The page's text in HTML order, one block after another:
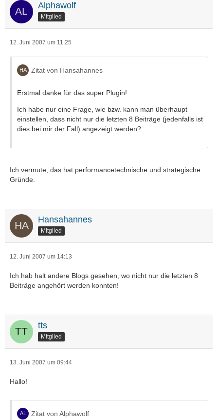
Alphawolf
Mitglied
12. Juni 2007 um 11:25
Zitat von Hansahannes
Erstmal danke für das super Plugin!
Ich habe nur eine Frage, wie bzw. kann man überhaupt
einstellen, dass nicht nur die letzten 8 Beiträge (jedenfalls ist
dies bei mir der Fall) angezeigt werden?
Ich vermute, das hat performancetechnische und strategische
Gründe.
Hansahannes
Mitglied
12. Juni 2007 um 14:13
Ich hab halt andere Blogs gesehen, wo nicht nur die letzten 8
Beiträge angehört werden konnten!
tts
Mitglied
13. Juni 2007 um 09:44
Hallo!
Zitat von Alphawolf